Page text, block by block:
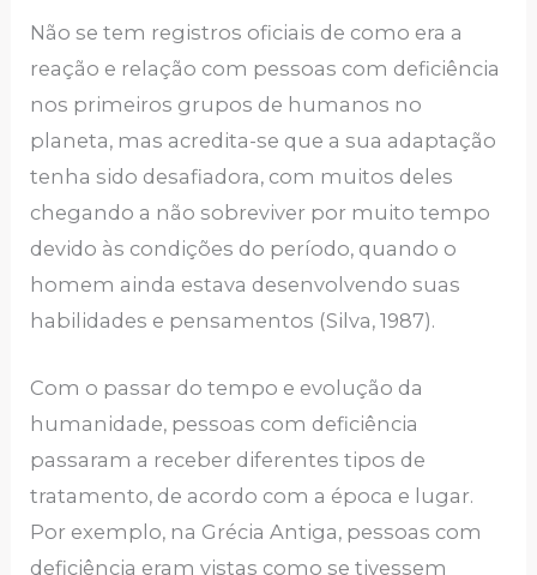
Não se tem registros oficiais de como era a
reação e relação com pessoas com deficiência
nos primeiros grupos de humanos no
planeta, mas acredita-se que a sua adaptação
tenha sido desafiadora, com muitos deles
chegando a não sobreviver por muito tempo
devido às condições do período, quando o
homem ainda estava desenvolvendo suas
habilidades e pensamentos (Silva, 1987).
Com o passar do tempo e evolução da
humanidade, pessoas com deficiência
passaram a receber diferentes tipos de
tratamento, de acordo com a época e lugar.
Por exemplo, na Grécia Antiga, pessoas com
deficiência eram vistas como se tivessem